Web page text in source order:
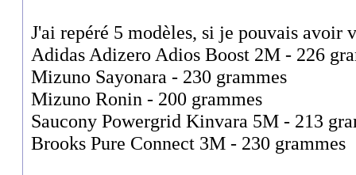
J'ai repéré 5 modèles, si je pouvais avoir
Adidas Adizero Adios Boost 2M - 226
Mizuno Sayonara - 230 grammes
Mizuno Ronin - 200 grammes
Saucony Powergrid Kinvara 5M - 213
Brooks Pure Connect 3M - 230 grammes